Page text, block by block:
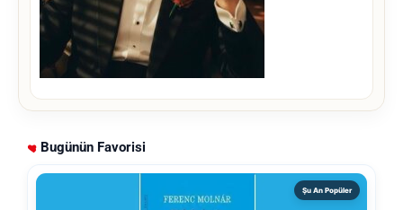
Bugünün Favorisi
Şu An Popüler